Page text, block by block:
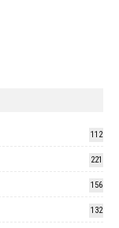
112
221
156
132